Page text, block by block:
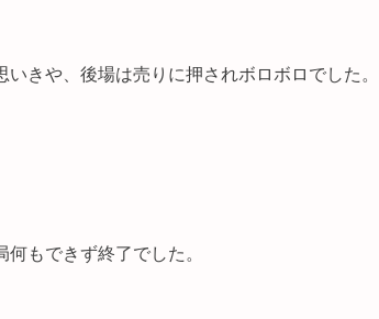
きや、後場は売りに押されボロボロでした。
もできず終了でした。